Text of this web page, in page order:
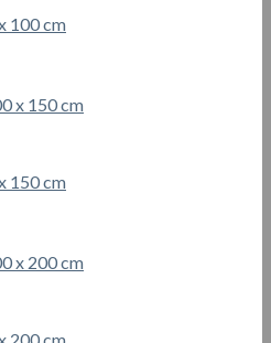
100 cm
150 cm